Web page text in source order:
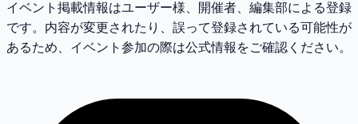
イベント掲載情報はユーザー様、開催者、編集部による登録
です。内容が変更されたり、誤って登録されている可能性が
あるため、イベント参加の際は公式情報をご確認ください。